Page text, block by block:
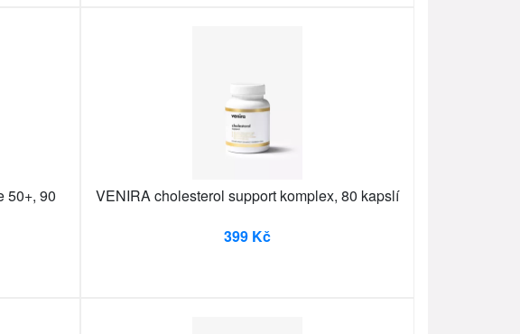
50+, 90
VENIRA cholesterol support komplex, 80 kapslí
399 Kč